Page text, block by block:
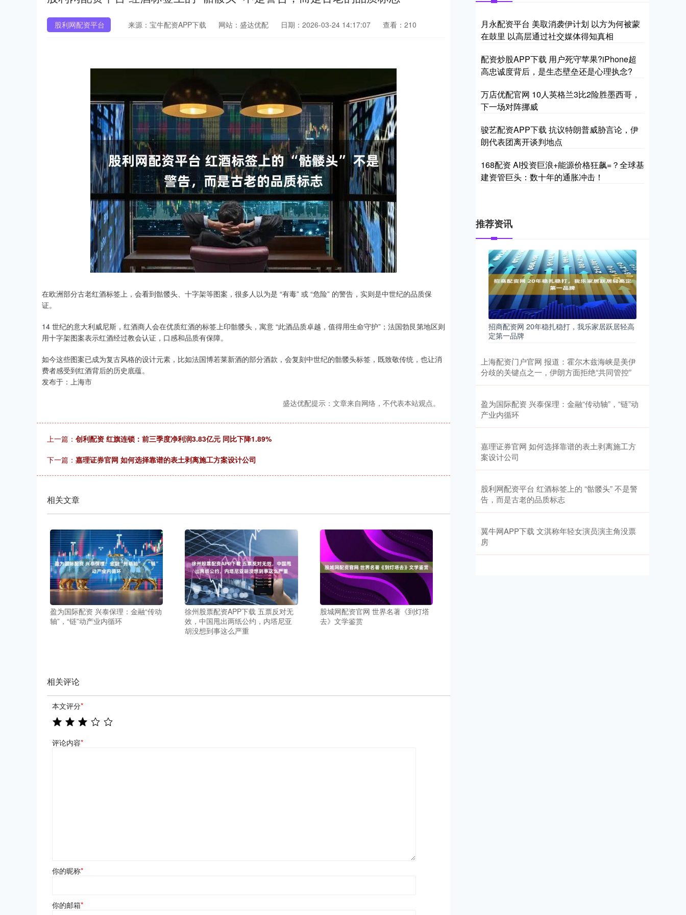
股利网配资平台 来源：宝牛配资APP下载 网站：盛达优配 日期：2026-03-24 14:17:07 查看：210
在欧洲部分古老红酒标签上，会看到骷髅头、十字架等图案，很多人以为是 “有毒” 或 “危险” 的警告，实则是中世纪的品质保
证。
14 世纪的意大利威尼斯，红酒商人会在优质红酒的标签上印骷髅头，寓意 “此酒品质卓越，值得用生命守护”；法国勃艮第地区则
用十字架图案表示红酒经过教会认证，口感和品质有保障。
如今这些图案已成为复古风格的设计元素，比如法国博若莱新酒的部分酒款，会复刻中世纪的骷髅头标签，既致敬传统，也让消
费者感受到红酒背后的历史底蕴。
发布于：上海市
盛达优配提示：文章来自网络，不代表本站观点。
上一篇： 创利配资 红旗连锁：前三季度净利润3.83亿元 同比下降1.89%
下一篇： 嘉理证券官网 如何选择靠谱的表土剥离施工方案设计公司
相关文章
盈为国际配资 兴泰保理：金融“传动
轴”，“链”动产业内循环
徐州股票配资APP下载 五票反对无
效，中国甩出两纸公约，内塔尼亚
胡没想到事这么严重
股城网配资官网 世界名著《到灯塔
去》文学鉴赏
相关评论
本文评分*
评论内容*
你的昵称*
你的邮箱*
月永配资平台 美取消袭伊计划 以方为何被蒙
在鼓里 以高层通过社交媒体得知真相
配资炒股APP下载 用户死守苹果?iPhone超
高忠诚度背后，是生态壁垒还是心理执念?
万店优配官网 10人英格兰3比2险胜墨西哥，
下一场对阵挪威
骏艺配资APP下载 抗议特朗普威胁言论，伊
朗代表团离开谈判地点
168配资 AI投资巨浪+能源价格狂飙=？全球基
建资管巨头：数十年的通胀冲击！
推荐资讯
招商配资网 20年稳扎稳打，我乐家居跃居轻高
定第一品牌
上海配资门户官网 报道：霍尔木兹海峡是美伊
分歧的关键点之一，伊朗方面拒绝“共同管控”
盈为国际配资 兴泰保理：金融“传动轴”，“链”动
产业内循环
嘉理证券官网 如何选择靠谱的表土剥离施工方
案设计公司
股利网配资平台 红酒标签上的 “骷髅头” 不是警
告，而是古老的品质标志
翼牛网APP下载 文淇称年轻女演员演主角没票
房